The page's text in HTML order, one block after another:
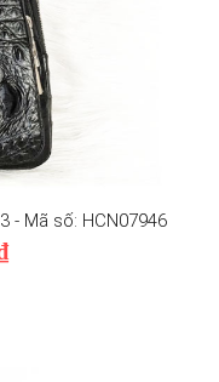
- Mã số: HCN07946